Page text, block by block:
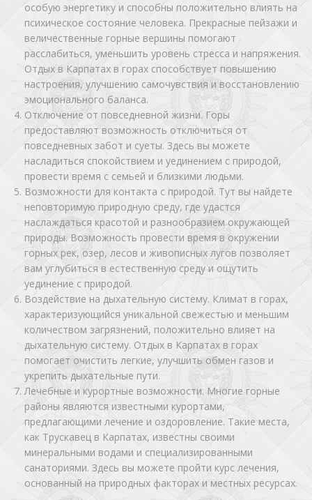
особую энергетику и способны положительно влиять на
психическое состояние человека. Прекрасные пейзажи и
величественные горные вершины помогают
расслабиться, уменьшить уровень стресса и напряжения.
Отдых в Карпатах в горах способствует повышению
настроения, улучшению самочувствия и восстановлению
эмоционального баланса.
Отключение от повседневной жизни. Горы
предоставляют возможность отключиться от
повседневных забот и суеты. Здесь вы можете
насладиться спокойствием и уединением с природой,
провести время с семьей и близкими людьми.
Возможности для контакта с природой. Тут вы найдете
неповторимую природную среду, где удастся
наслаждаться красотой и разнообразием окружающей
природы. Возможность провести время в окружении
горных рек, озер, лесов и живописных лугов позволяет
вам углубиться в естественную среду и ощутить
уединение с природой.
Воздействие на дыхательную систему. Климат в горах,
характеризующийся уникальной свежестью и меньшим
количеством загрязнений, положительно влияет на
дыхательную систему. Отдых в Карпатах в горах
помогает очистить легкие, улучшить обмен газов и
укрепить дыхательные пути.
Лечебные и курортные возможности. Многие горные
районы являются известными курортами,
предлагающими лечение и оздоровление. Такие места,
как Трускавец в Карпатах, известны своими
минеральными водами и специализированными
санаториями. Здесь вы можете пройти курс лечения,
основанный на природных факторах и местных ресурсах.